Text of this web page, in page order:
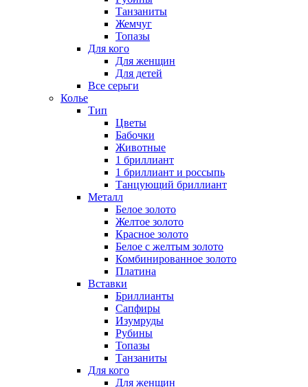
Танзаниты
Жемчуг
Топазы
Для кого
Для женщин
Для детей
Все серьги
Колье
Тип
Цветы
Бабочки
Животные
1 бриллиант
1 бриллиант и россыпь
Танцующий бриллиант
Металл
Белое золото
Желтое золото
Красное золото
Белое с желтым золото
Комбинированное золото
Платина
Вставки
Бриллианты
Сапфиры
Изумруды
Рубины
Топазы
Танзаниты
Для кого
Для женщин